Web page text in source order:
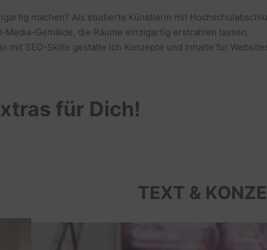
machen? Als studierte Künstlerin mit
Gemälde, die Räume einzigartig erstrahlen lassen.
SEO-Skills gestalte ich Konzepte und Inhalte für
für Dich!
TEXT &